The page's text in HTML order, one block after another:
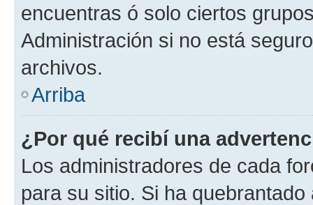
encuentras ó solo ciertos
Administración si no está
archivos.
Arriba
¿Por qué recibí una
Los administradores de cada
para su sitio. Si ha